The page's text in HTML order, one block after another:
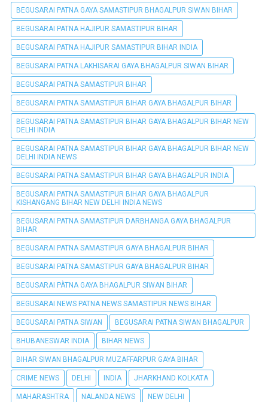
BEGUSARAI PATNA GAYA SAMASTIPUR BHAGALPUR SIWAN BIHAR
BEGUSARAI PATNA HAJIPUR SAMASTIPUR BIHAR
BEGUSARAI PATNA HAJIPUR SAMASTIPUR BIHAR INDIA
BEGUSARAI PATNA LAKHISARAI GAYA BHAGALPUR SIWAN BIHAR
BEGUSARAI PATNA SAMASTIPUR BIHAR
BEGUSARAI PATNA SAMASTIPUR BIHAR GAYA BHAGALPUR BIHAR
BEGUSARAI PATNA SAMASTIPUR BIHAR GAYA BHAGALPUR BIHAR NEW
DELHI INDIA
BEGUSARAI PATNA SAMASTIPUR BIHAR GAYA BHAGALPUR BIHAR NEW
DELHI INDIA NEWS
BEGUSARAI PATNA SAMASTIPUR BIHAR GAYA BHAGALPUR INDIA
BEGUSARAI PATNA SAMASTIPUR BIHAR GAYA BHAGALPUR
KISHANGANG BIHAR NEW DELHI INDIA NEWS
BEGUSARAI PATNA SAMASTIPUR DARBHANGA GAYA BHAGALPUR
BIHAR
BEGUSARAI PATNA SAMASTIPUR GAYA BHAGALPUR BIHAR
BEGUSARAI PATNA SAMASTIPUR GAYA BHAGALPUR BIHAR
BEGUSARAI PÀTNA GAYA BHAGALPUR SIWAN BIHAR
BEGUSARAI NEWS PATNA NEWS SAMASTIPUR NEWS BIHAR
BEGUSARAI PATNA SIWAN BEGUSARAI PATNA SIWAN BHAGALPUR
BHUBANESWAR INDIA BIHAR NEWS
BIHAR SIWAN BHAGALPUR MUZAFFARPUR GAYA BIHAR
CRIME NEWS DELHI INDIA JHARKHAND KOLKATA
MAHARASHTRA NALANDA NEWS NEW DELHI